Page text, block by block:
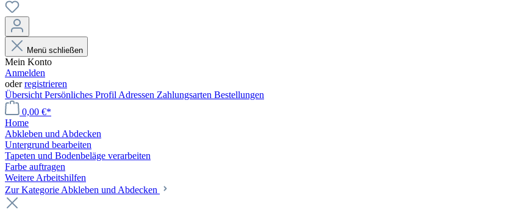
Menü schließen
Mein Konto
Anmelden
oderregistrieren
Übersicht Persönliches Profil Adressen Zahlungsarten Bestellungen
0,00 €*
Home
Abkleben und Abdecken
Untergrund bearbeiten
Tapeten und Bodenbeläge verarbeiten
Farbe auftragen
Weitere Arbeitshilfen
Zur Kategorie Abkleben und Abdecken